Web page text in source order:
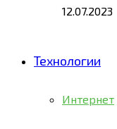
12.07.2023
Технологии
Интернет